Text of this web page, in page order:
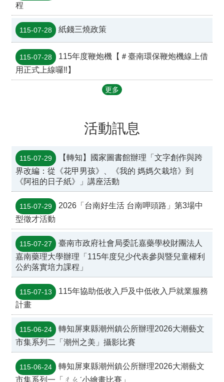
程
115-07-28 紙錢三燒政策
115-07-28
115年度鞭炮機【＃臺南環保鞭炮機線上借
用正式上線囉‼️】
更多
活動訊息
115-07-29
【轉知】國家圖書館辦理「文字創作與跨
界改編：從《花甲男孩》、《我的 媽媽欠栽培》到
《阿祖的日子紙》」講座活動
115-07-29
2026「台南好生活 台南呷頭路」第3場中
型徵才活動
115-07-27
臺南市政府社會局委託嘉藥學校財團法人
嘉南藥理大學辦理「115年度兒少代表參與暨兒童權利
公約落實培力課程」
115-07-13
115年協助低收入戶及中低收入戶就業服務
計畫
115-06-24
轉知屏東縣潮州鎮公所辦理2026大潮藝文
市集系列二「潮州之美」攝影比賽
115-06-24
轉知屏東縣潮州鎮公所辦理2026大潮藝文
市集系列一「ㄔㄠˊ小繪畫比賽」